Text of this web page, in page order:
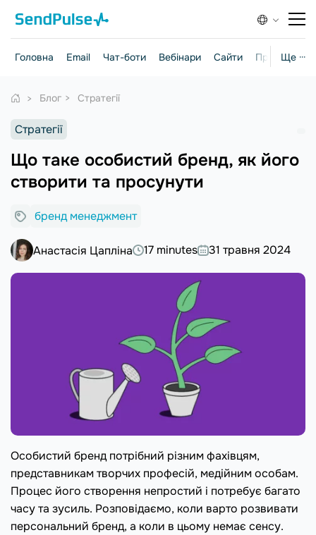
Ще ···
Головна Email Чат-боти Вебінари Сайти Практичні
Блог Стратегії
Стратегії
Що таке особистий бренд, як його
створити та просунути
бренд менеджмент
Анастасія Цапліна 17 minutes 31 травня 2024
Особистий бренд потрібний різним фахівцям,
представникам творчих професій, медійним особам.
Процес його створення непростий і потребує багато
часу та зусиль. Розповідаємо, коли варто розвивати
персональний бренд, а коли в цьому немає сенсу.